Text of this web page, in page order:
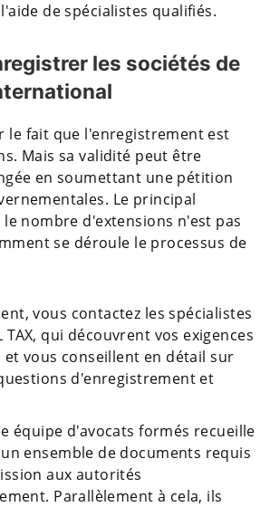
de spécialistes qualifiés.
les sociétés de
le fait que l'enregistrement est
Mais sa validité peut être
en soumettant une pétition
Le principal
nombre d'extensions n'est pas
se déroule le processus de
vous contactez les spécialistes
TAX, qui découvrent vos exigences
et vous conseillent en détail sur
d'enregistrement et
équipe d'avocats formés recueille
ensemble de documents requis
aux autorités
Parallèlement à cela, ils